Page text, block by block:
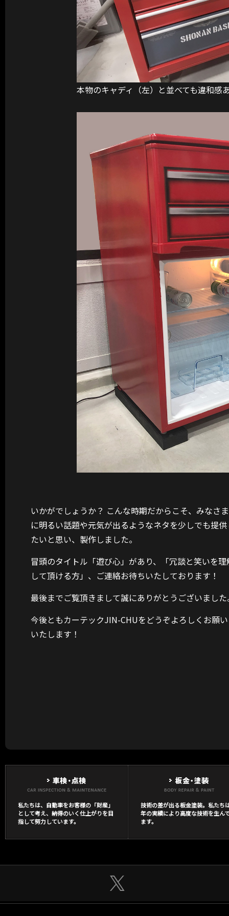
本物のキャディ（左）と並べても違和感
いかがでしょうか？ こんな時期だからこそ、みなさま
に明るい話題や元気が出るようなネタを少しでも提
たいと思い、製作しました。
冒頭のタイトル「遊び心」があり、「冗談と笑いを理
して頂ける方」、ご連絡お待ちいたしております！
最後までご覧頂きまして誠にありがとうございまし
今後ともカーテックJIN-CHUをどうぞよろしくお願い
いたします！
私たちは、自動車をお客様の「財産」
として考え、納得のいく仕上がりを目
指して努力しています。
技術の差が出る板金塗装。私たち
年の実績により高度な技術を生ん
ます。